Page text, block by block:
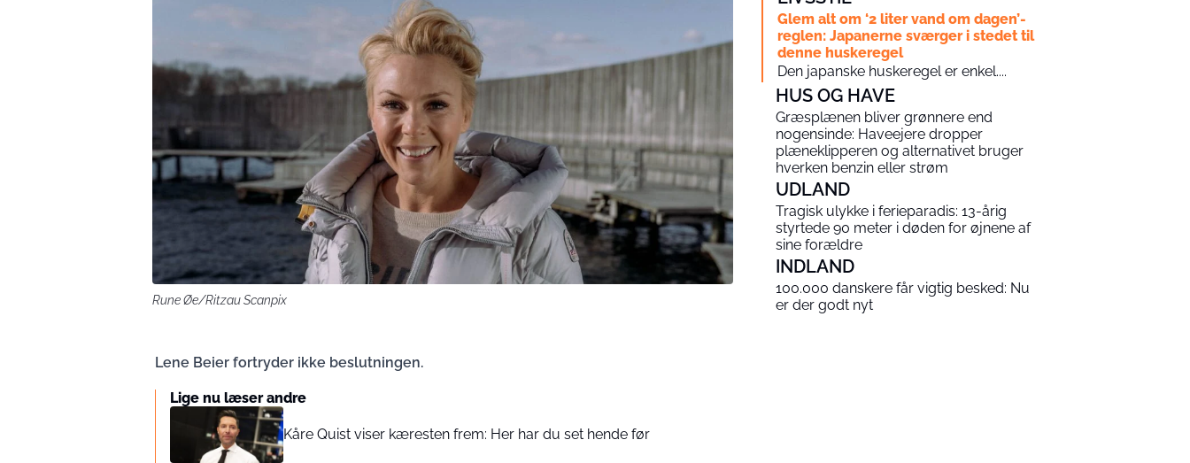
Rune Øe/Ritzau Scanpix
Lene Beier fortryder ikke beslutningen.
Lige nu læser andre
Kåre Quist viser kæresten frem: Her har du set hende før
Glem alt om ‘2 liter vand om dagen’-
reglen: Japanerne sværger i stedet til
denne huskeregel
Den japanske huskeregel er enkel....
HUS OG HAVE
Græsplænen bliver grønnere end
nogensinde: Haveejere dropper
plæneklipperen og alternativet bruger
hverken benzin eller strøm
UDLAND
Tragisk ulykke i ferieparadis: 13-årig
styrtede 90 meter i døden for øjnene af
sine forældre
INDLAND
100.000 danskere får vigtig besked: Nu
er der godt nyt